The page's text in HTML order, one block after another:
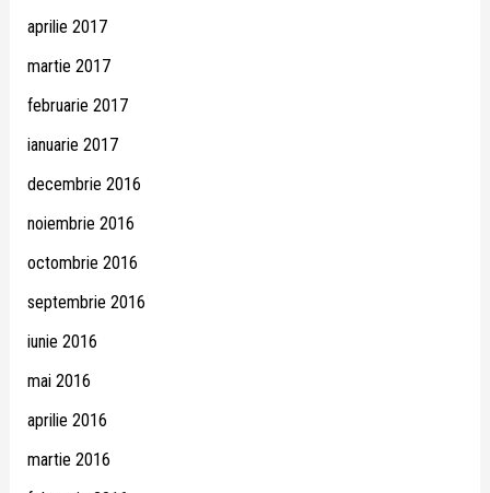
aprilie 2017
martie 2017
februarie 2017
ianuarie 2017
decembrie 2016
noiembrie 2016
octombrie 2016
septembrie 2016
iunie 2016
mai 2016
aprilie 2016
martie 2016